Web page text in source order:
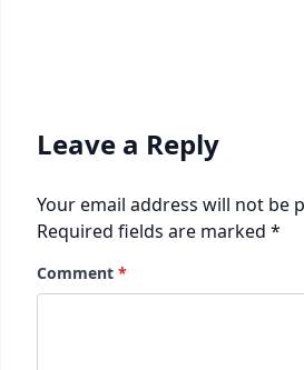
Leave a Reply
Your email address will not be
Required fields are marked *
Comment *